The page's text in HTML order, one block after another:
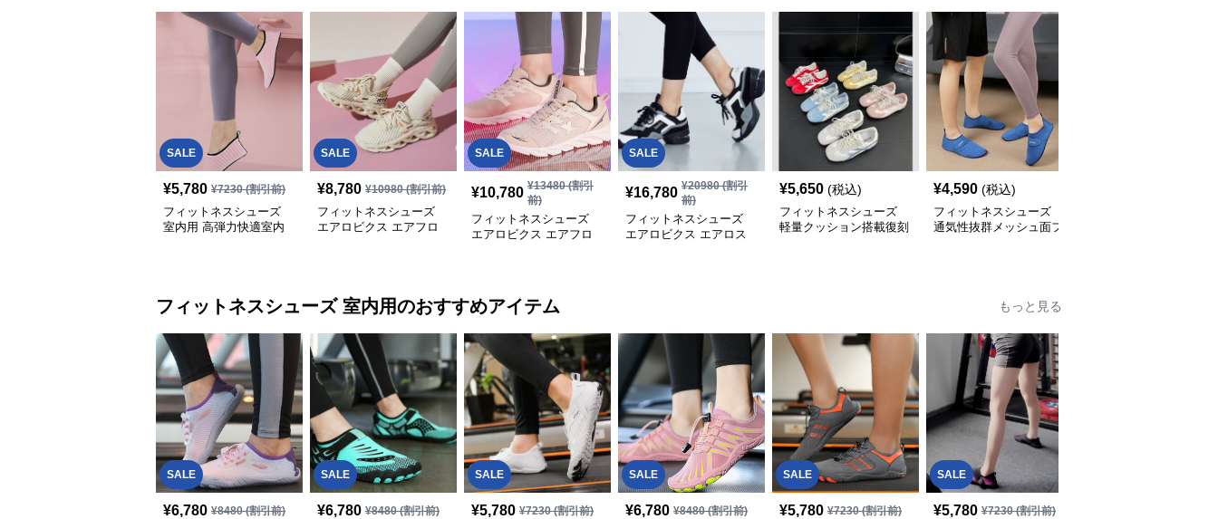
SALE
¥5,780 ¥7230(割引前)
フィットネスシューズ
室内用 高弾力快適室内
SALE
¥8,780 ¥10980(割引前)
フィットネスシューズ
エアロビクス エアフロ
SALE
¥10,780 ¥13480(割引
前)
フィットネスシューズ
エアロビクス エアフロ
SALE
¥16,780 ¥20980(割引
前)
フィットネスシューズ
エアロビクス エアロス
¥5,650 (税込)
フィットネスシューズ
軽量クッション搭載復刻
¥4,590 (税込)
フィットネスシューズ
通気性抜群メッシュ面フ
フィットネスシューズ 室内用のおすすめアイテム もっと見る
SALE
¥6,780 ¥8480(割引前)
SALE
¥6,780 ¥8480(割引前)
SALE
¥5,780 ¥7230(割引前)
SALE
¥6,780 ¥8480(割引前)
SALE
¥5,780 ¥7230(割引前)
SALE
¥5,780 ¥7230(割引前)